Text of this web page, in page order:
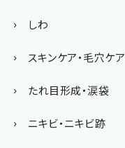
しわ
スキンケア・毛穴ケア
たれ目形成・涙袋
ニキビ・ニキビ跡